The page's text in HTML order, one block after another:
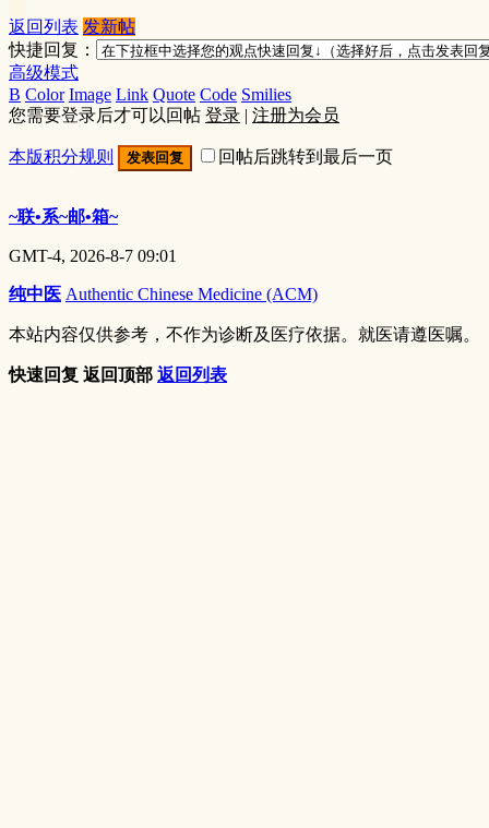
返回列表 发新帖
快捷回复：
高级模式
B Color Image Link Quote Code Smilies
您需要登录后才可以回帖 登录 | 注册为会员
本版积分规则 发表回复 回帖后跳转到最后一页
~联•系~邮•箱~
GMT-4, 2026-8-7 09:01
纯中医 Authentic Chinese Medicine (ACM)
本站内容仅供参考，不作为诊断及医疗依据。就医请遵医嘱。
快速回复 返回顶部 返回列表